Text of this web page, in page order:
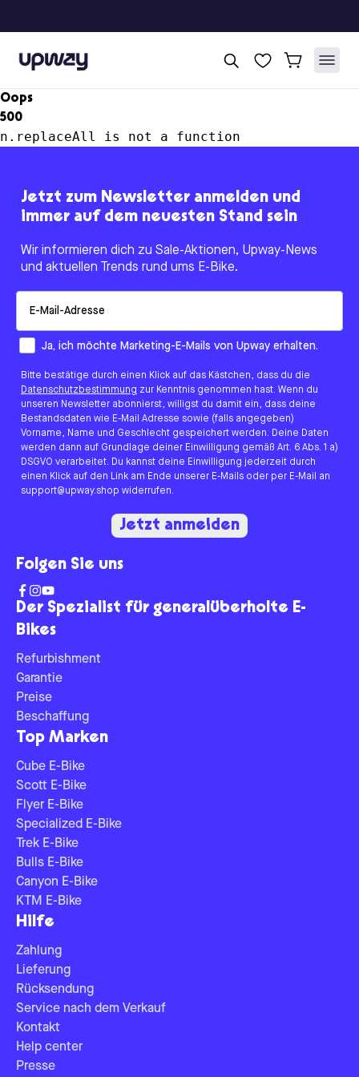
Upway
Oops
500
n.replaceAll is not a function
Der Spezialist für generalüberholte E-
Bikes
Refurbishment
Garantie
Preise
Beschaffung
Top Marken
Cube E-Bike
Scott E-Bike
Flyer E-Bike
Specialized E-Bike
Trek E-Bike
Bulls E-Bike
Canyon E-Bike
KTM E-Bike
Hilfe
Zahlung
Lieferung
Rücksendung
Service nach dem Verkauf
Kontakt
Help center
Presse
Jetzt zum Newsletter anmelden und
immer auf dem neuesten Stand sein
Wir informieren dich zu Sale-Aktionen, Upway-News
und aktuellen Trends rund ums E-Bike.
How would you like to hear from us?
Ja, ich möchte Marketing-E-Mails von Upway erhalten.
Bitte bestätige durch einen Klick auf das Kästchen, dass du die
Datenschutzbestimmung zur Kenntnis genommen hast. Wenn du
unseren Newsletter abonnierst, willigst du damit ein, dass deine
Bestandsdaten wie E-Mail Adresse sowie (falls angegeben)
Vorname, Name und Geschlecht gespeichert werden. Deine Daten
werden dann auf Grundlage deiner Einwilligung gemäß Art. 6 Abs. 1 a)
DSGVO verarbeitet. Du kannst deine Einwilligung jederzeit durch
einen Klick auf den Link am Ende unserer E-Mails oder per E-Mail an
support@upway.shop widerrufen.
Jetzt anmelden
Folgen Sie uns